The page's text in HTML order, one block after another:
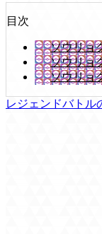
目次
ソウリョ
ソウリョ
ソウリョ
レジェンドバトル